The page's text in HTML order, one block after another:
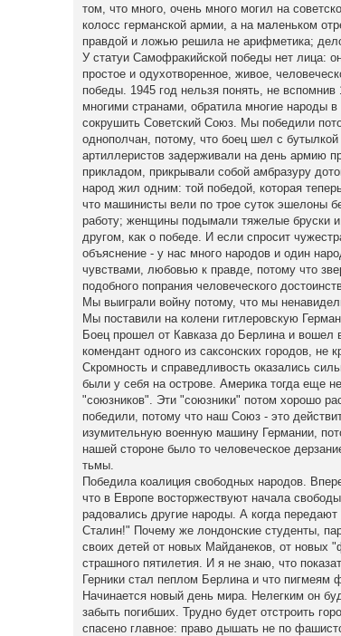
том, что много, очень много могил на
колосс германской армии, а на маленьком
правдой и ложью решила не арифметика;
У статуи Самофракийской победы нет лица:
простое и одухотворенное, живое,
победы. 1945 год нельзя понять, не
многими странами, обратила многие народы
сокрушить Советский Союз. Мы победили
однополчан, потому, что боец шел с
артиллеристов задерживали на день армию
прикладом, прикрывали собой амбразуру
народ жил одним: той победой, которая
что машинисты вели по трое суток эшелоны
работу; женщины подымали тяжелые бруски
другом, как о победе. И если спросит
объяснение - у нас много народов и один
чувствами, любовью к правде, потому что
подобного попрания человеческого
Мы выиграли войну потому, что мы
Мы поставили на колени гитлеровскую
Боец прошел от Кавказа до Берлина и вошел
комендант одного из саксонских городов,
Скромность и справедливость оказались
были у себя на острове. Америка тогда еще
"союзников". Эти "союзники" потом хорошо
победили, потому что наш Союз - это
изумительную военную машину Германии,
нашей стороне было то человеческое
тьмы.
Победила коалиция свободных народов.
что в Европе восторжествуют начала
радовались другие народы. А когда
Сталин!" Почему же лондонские студенты,
своих детей от новых Майданеков, от новых
страшного пятилетия. И я не знаю, что
Герники стал пеплом Берлина и что пигмеям
Начинается новый день мира. Нелегким он
забыть погибших. Трудно будет отстроить
спасено главное: право дышать не по